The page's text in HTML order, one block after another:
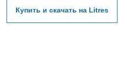
Купить и скачать на Litres